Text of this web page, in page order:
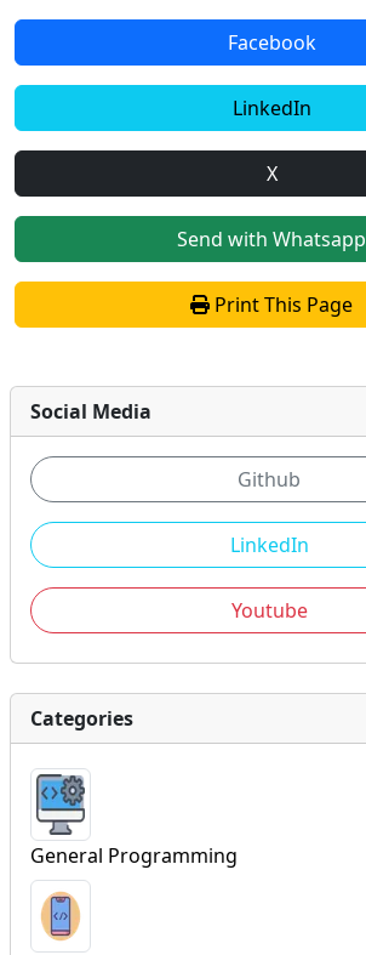
Facebook
LinkedIn
X
Send with Whatsapp
Print This Page
Social Media
Github
LinkedIn
Youtube
Categories
General Programming